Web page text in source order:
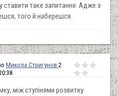
ставити таке запитання. Адже з
того й наберешся.
Микола Стригунов 2
між ступінями розвитку